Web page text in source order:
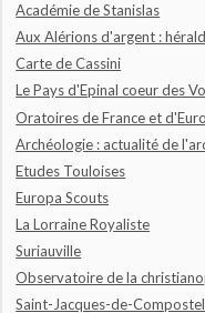
Académie de Stanislas
Aux Alérions d'argent :
Carte de Cassini
Le Pays d'Epinal coeur des
Oratoires de France et
Archéologie : actualité de
Etudes Touloises
Europa Scouts
La Lorraine Royaliste
Suriauville
Observatoire de la
Saint-Jacques-de-